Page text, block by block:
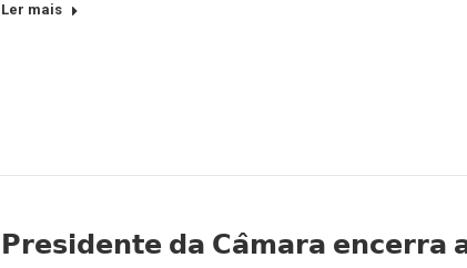
Ler mais
𝗣𝗿𝗲𝘀𝗶𝗱𝗲𝗻𝘁𝗲 𝗱𝗮 𝗖𝗮̂𝗺𝗮𝗿𝗮 𝗲𝗻𝗰𝗲𝗿𝗿𝗮